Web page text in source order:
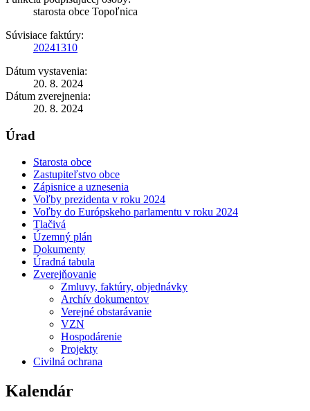
starosta obce Topoľnica
Súvisiace faktúry:
20241310
Dátum vystavenia:
20. 8. 2024
Dátum zverejnenia:
20. 8. 2024
Úrad
Starosta obce
Zastupiteľstvo obce
Zápisnice a uznesenia
Voľby prezidenta v roku 2024
Voľby do Európskeho parlamentu v roku 2024
Tlačivá
Územný plán
Dokumenty
Úradná tabula
Zverejňovanie
Zmluvy, faktúry, objednávky
Archív dokumentov
Verejné obstarávanie
VZN
Hospodárenie
Projekty
Civilná ochrana
Kalendár